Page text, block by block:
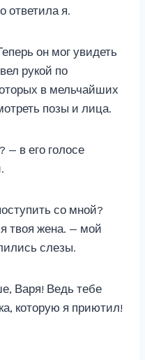
ответила я.
он мог увидеть
рукой по
в мельчайших
позы и лица.
— в его голосе
со мной?
твоя жена. — мой
слезы.
Варя! Ведь тебе
которую я приютил!